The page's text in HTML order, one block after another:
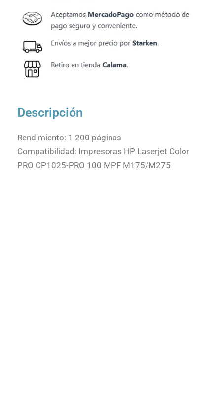
Descripción
Rendimiento: 1.200 páginas
Compatibilidad: Impresoras HP Laserjet Color
PRO CP1025-PRO 100 MPF M175/M275